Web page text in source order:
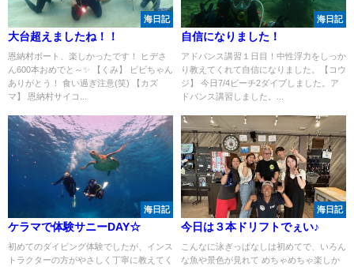
海日記
大台超えましたね！！
恩納村ボート、楽しかったです！ ヒデさ
ん600本おめでと～✨ 【くみ】 ビビちゃん
ありがとう！ 食い過ぎ注意(笑) 【カズ
マ】 恩納村サイコ...
海日記
自信になりました！
アドバンス講習１日目！中性浮力をしっか
り教えてくれて自信になりました。【コウ
ジ】 今日7/4ビーチ2ダイブしました。ア
ドバンス講習しました。...
海日記
ケラマで体験サニーDAY☆
初めてのダイビング体験でしたが、インス
トラクターの方がやさしく丁寧に教えてく
海日記
今日は３本ドリフトでぇい♪
こんなに泳ぎっぱなしは初めてで、いろん
な魚や景色が見れて めちゃめちゃ楽しか